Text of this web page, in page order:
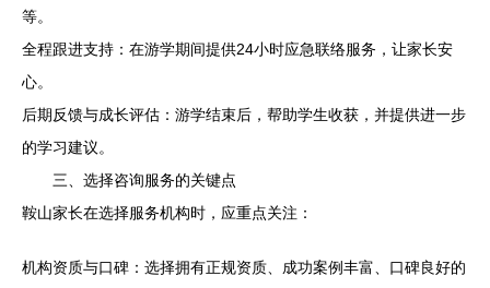
等。
全程跟进支持：在游学期间提供24小时应急联络服务，让家长安
心。
后期反馈与成长评估：游学结束后，帮助学生收获，并提供进一步
的学习建议。
三、选择咨询服务的关键点
鞍山家长在选择服务机构时，应重点关注：
机构资质与口碑：选择拥有正规资质、成功案例丰富、口碑良好的